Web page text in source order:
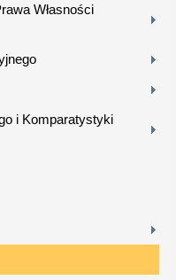
Własności
i Komparatystyki